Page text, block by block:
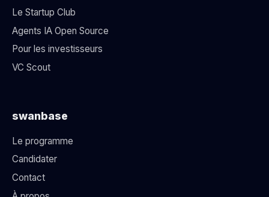
Le Startup Club
Agents IA Open Source
Pour les investisseurs
VC Scout
swanbase
Le programme
Candidater
Contact